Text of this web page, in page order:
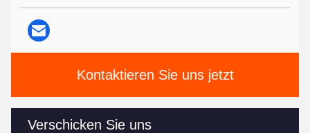
Kontaktieren Sie uns jetzt
Verschicken Sie uns